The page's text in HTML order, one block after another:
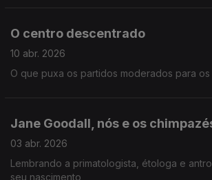
O centro descentrado
10 abr. 2026
O que puxa os partidos moderados para
Jane Goodall, nós e os
03 abr. 2026
Lembrando a primatologista, étologa e
seu nascimento